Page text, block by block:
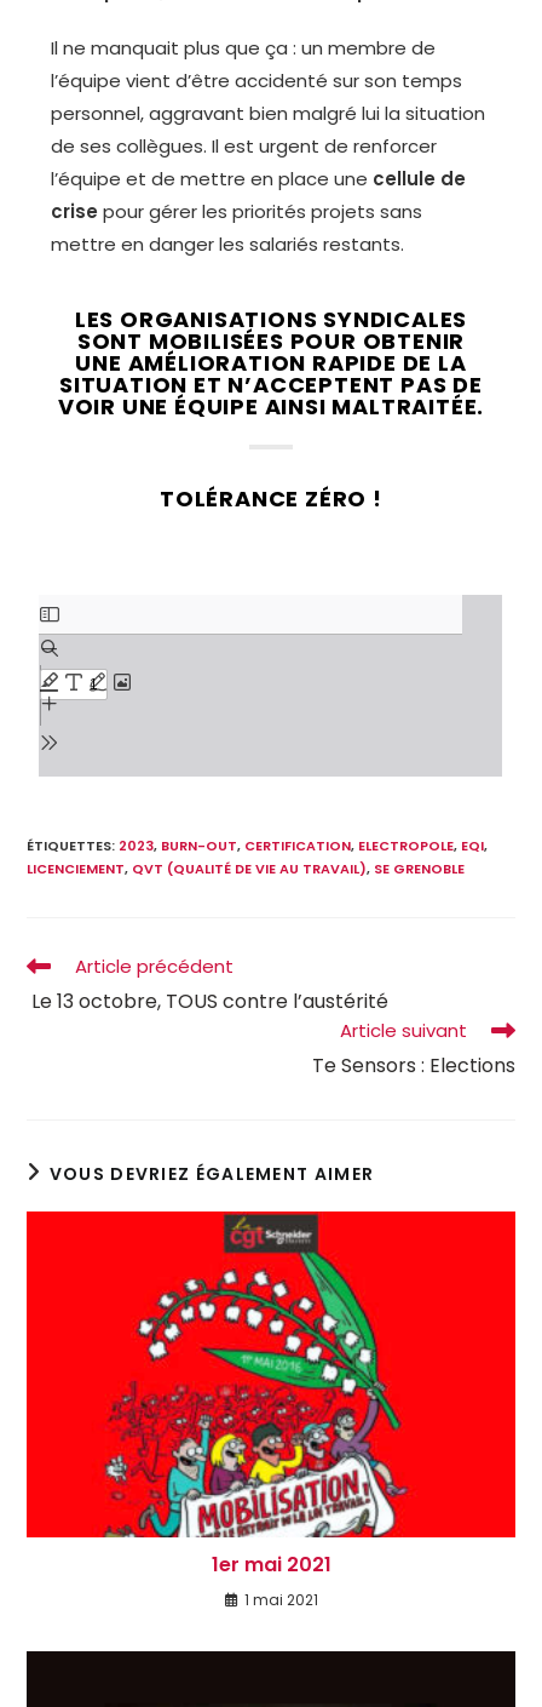
Il ne manquait plus que ça : un membre de
l’équipe vient d’être accidenté sur son temps
personnel, aggravant bien malgré lui la situation
de ses collègues. Il est urgent de renforcer
l’équipe et de mettre en place une cellule de
crise pour gérer les priorités projets sans
mettre en danger les salariés restants.
LES ORGANISATIONS SYNDICALES
SONT MOBILISÉES POUR OBTENIR
UNE AMÉLIORATION RAPIDE DE LA
SITUATION ET N’ACCEPTENT PAS DE
VOIR UNE ÉQUIPE AINSI MALTRAITÉE.
TOLÉRANCE ZÉRO !
ÉTIQUETTES: 2023, BURN-OUT, CERTIFICATION, ELECTROPOLE, EQI,
LICENCIEMENT, QVT (QUALITÉ DE VIE AU TRAVAIL), SE GRENOBLE
Article précédent
Le 13 octobre, TOUS contre l’austérité
Article suivant
Te Sensors : Elections
VOUS DEVRIEZ ÉGALEMENT AIMER
1er mai 2021
1 mai 2021